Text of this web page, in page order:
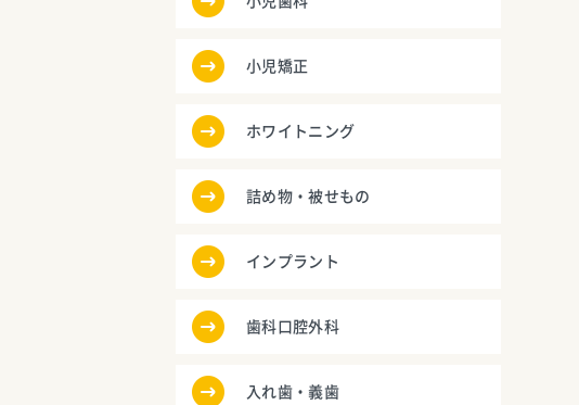
小児矯正
ホワイトニング
詰め物・被せもの
インプラント
歯科口腔外科
入れ歯・義歯